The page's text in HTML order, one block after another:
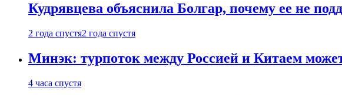
Кудрявцева объяснила Болгар, почему ее не
2 года спустя2 года спустя
Минэк: турпоток между Россией и Китаем
4 часа спустя